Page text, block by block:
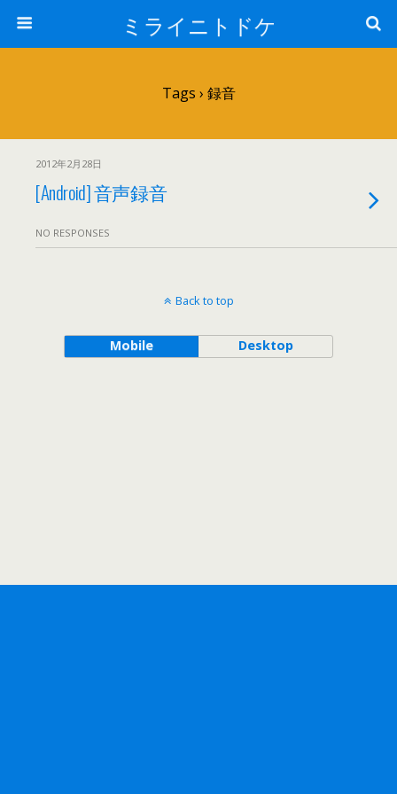
ミライニトドケ
Tags › 録音
2012年2月28日
[Android] 音声録音
NO RESPONSES
Back to top
Mobile Desktop